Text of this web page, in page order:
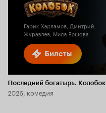
Билеты
Гарик Харламов, Дмитрий
Журавлев, Мила Ершова
Последний богатырь. Колобок
2026, комедия